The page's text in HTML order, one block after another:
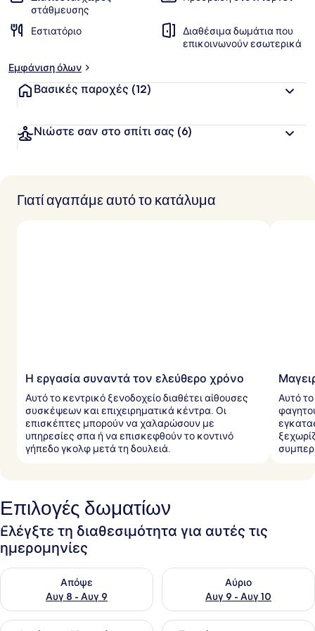
στάθμευσης
Εστιατόριο
Διαθέσιμα δωμάτια που
επικοινωνούν εσωτερικά
Εμφάνιση όλων
Βασικές παροχές (12)
Νιώστε σαν στο σπίτι σας (6)
Γιατί αγαπάμε αυτό το κατάλυμα
Η εργασία συναντά τον ελεύθερο χρόνο
Αυτό το κεντρικό ξενοδοχείο διαθέτει αίθουσες
συσκέψεων και επιχειρηματικά κέντρα. Οι
επισκέπτες μπορούν να χαλαρώσουν με
υπηρεσίες σπα ή να επισκεφθούν το κοντινό
γήπεδο γκολφ μετά τη δουλειά.
Αυτό
Επιλογές δωματίων
Ελέγξτε τη διαθεσιμότητα για αυτές τις
ημερομηνίες
Απόψε
Αυγ 8 - Αυγ 9
Έλεγχος διαθεσιμότητας για απόψε Αυγ 8 - Αυγ 9
Αύριο
Αυγ 9 - Αυγ 10
Έλεγχος διαθεσιμότητας
Έλεγχος διαθεσιμότητας για αυτό το σαββατοκύριακο Αυγ
Έλεγχος διαθεσιμότητας